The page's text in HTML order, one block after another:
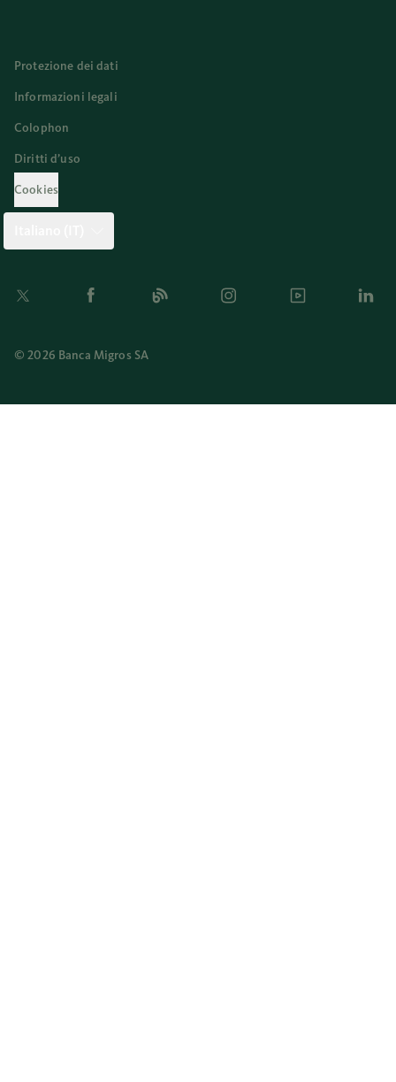
Protezione dei dati
Informazioni legali
Colophon
Diritti d’uso
Cookies
Twitter Facebook Blog Instagram Youtube
© 2026 Banca Migros SA